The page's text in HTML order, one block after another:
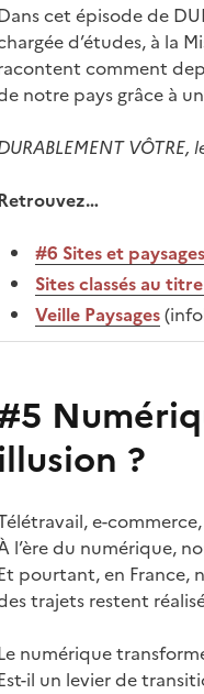
cet épisode de
d’études, à la
comment
notre pays grâce à
#6 Sites et
Sites classés au
Veille Paysages
?
e-
l’ère du numérique,
pourtant, en France,
trajets restent
numérique
il un levier de